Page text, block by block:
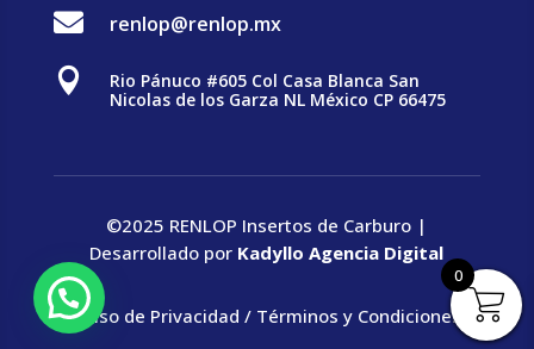
 renlop@renlop.mx

Rio Pánuco #605 Col Casa Blanca San
Nicolas de los Garza NL México CP 66475
©2025 RENLOP Insertos de Carburo |
Desarrollado por Kadyllo Agencia Digital
Aviso de Privacidad / Términos y Condiciones
0